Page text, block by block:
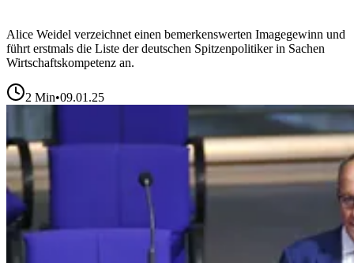
Alice Weidel verzeichnet einen bemerkenswerten Imagegewinn und
führt erstmals die Liste der deutschen Spitzenpolitiker in Sachen
Wirtschaftskompetenz an.
2 Min•09.01.25